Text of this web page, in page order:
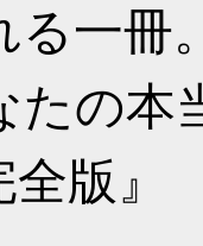
る一冊
の本
版』